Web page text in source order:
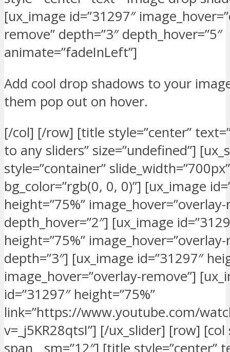
[ux_image id=”31297″
remove” depth=”3″ depth_hover=”5″
animate=”fadeInLeft”]
Add cool drop shadows to your
them pop out on hover.
[/col] [/row] [title style=”center”
to any sliders” size=”undefined”]
style=”container” slide_width=”700px”
bg_color=”rgb(0, 0, 0)”] [ux_image
height=”75%”
depth_hover=”2″] [ux_image
height=”75%”
depth=”3″] [ux_image id=”31297″
image_hover=”overlay-remove”]
id=”31297″ height=”75%”
link=”https://www.youtube.com/
v=_j5KR28qtsI”] [/ux_slider] [row] [col
span__sm=”12″] [title style=”center”